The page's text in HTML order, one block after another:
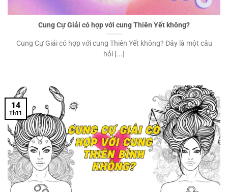
Cung Cự Giải có hợp với cung Thiên Yết không?
Cung Cự Giải có hợp với cung Thiên Yết không? Đây là một câu
hỏi [...]
14
Th11